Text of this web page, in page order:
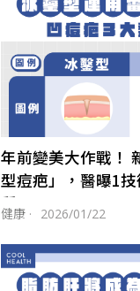
年前變美大作戰！
型痘疤」，醫曝1
質
健康 · 2026/01/22